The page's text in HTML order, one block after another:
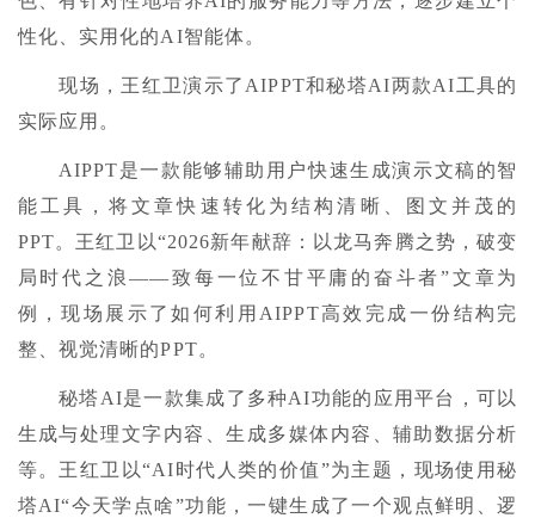
性化、实用化的AI智能体。
现场，王红卫演示了AIPPT和秘塔AI两款AI工具的
实际应用。
AIPPT是一款能够辅助用户快速生成演示文稿的智
能工具，将文章快速转化为结构清晰、图文并茂的
PPT。王红卫以“2026新年献辞：以龙马奔腾之势，破变
局时代之浪——致每一位不甘平庸的奋斗者”文章为
例，现场展示了如何利用AIPPT高效完成一份结构完
整、视觉清晰的PPT。
秘塔AI是一款集成了多种AI功能的应用平台，可以
生成与处理文字内容、生成多媒体内容、辅助数据分析
等。王红卫以“AI时代人类的价值”为主题，现场使用秘
塔AI“今天学点啥”功能，一键生成了一个观点鲜明、逻